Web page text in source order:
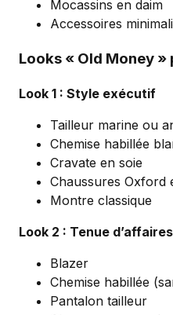
Mocassins en daim
Accessoires
Looks « Old Money
Look 1 : Style exécutif
Tailleur marine ou
Chemise habillée
Cravate en soie
Chaussures Oxford
Montre classique
Look 2 : Tenue
Blazer
Chemise habillée
Pantalon tailleur